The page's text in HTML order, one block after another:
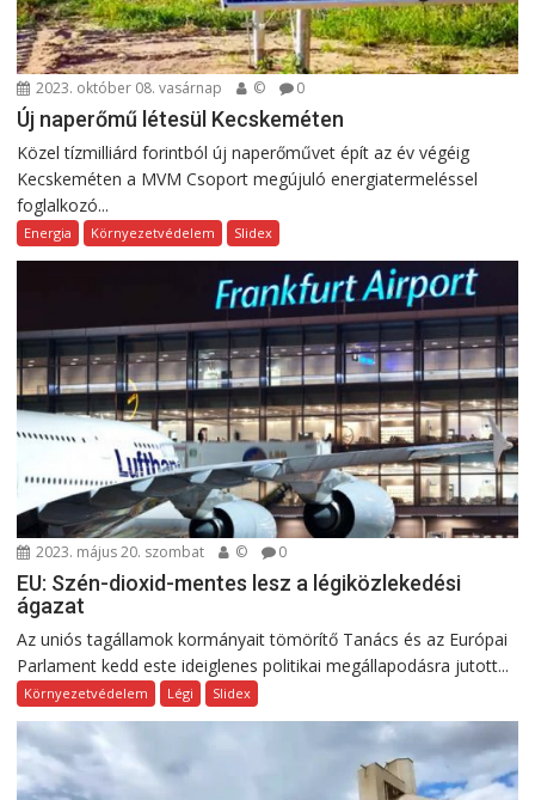
2023. október 08. vasárnap © 0
Új naperőmű létesül Kecskeméten
Közel tízmilliárd forintból új naperőművet épít az év végéig
Kecskeméten a MVM Csoport megújuló energiatermeléssel
foglalkozó...
Energia Környezetvédelem Slidex
2023. május 20. szombat © 0
EU: Szén-dioxid-mentes lesz a légiközlekedési
ágazat
Az uniós tagállamok kormányait tömörítő Tanács és az Európai
Parlament kedd este ideiglenes politikai megállapodásra jutott...
Környezetvédelem Légi Slidex